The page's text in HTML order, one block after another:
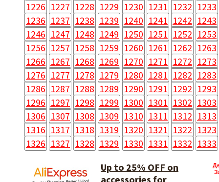
1226 1227 1228 1229 1230 1231 1232 1233
1236 1237 1238 1239 1240 1241 1242 1243
1246 1247 1248 1249 1250 1251 1252 1253
1256 1257 1258 1259 1260 1261 1262 1263
1266 1267 1268 1269 1270 1271 1272 1273
1276 1277 1278 1279 1280 1281 1282 1283
1286 1287 1288 1289 1290 1291 1292 1293
1296 1297 1298 1299 1300 1301 1302 1303
1306 1307 1308 1309 1310 1311 1312 1313
1316 1317 1318 1319 1320 1321 1322 1323
1326 1327 1328 1329 1330 1331 1332 1333
Up to 25% OFF on
accessories for